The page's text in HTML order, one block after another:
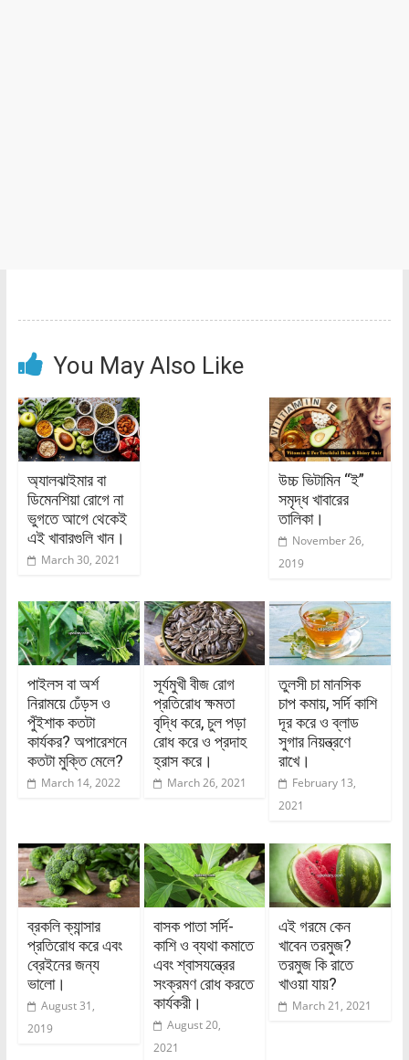
You May Also Like
অ্যালঝাইমার বা
ডিমেনশিয়া রোগে না
ভুগতে আগে থেকেই
এই খাবারগুলি খান।
March 30, 2021
উচ্চ ভিটামিন “ই”
সমৃদ্ধ খাবারের
তালিকা।
November 26,
2019
পাইলস বা অর্শ
নিরাময়ে ঢেঁড়স ও
পুঁইশাক কতটা
কার্যকর? অপারেশনে
কতটা মুক্তি মেলে?
March 14, 2022
সূর্যমুখী বীজ রোগ
প্রতিরোধ ক্ষমতা
বৃদ্ধি করে, চুল পড়া
রোধ করে ও প্রদাহ
হ্রাস করে।
March 26, 2021
তুলসী চা মানসিক
চাপ কমায়, সর্দি কাশি
দূর করে ও ব্লাড
সুগার নিয়ন্ত্রণে
রাখে।
February 13,
2021
ব্রকলি ক্যান্সার
প্রতিরোধ করে এবং
ব্রেইনের জন্য
ভালো।
August 31,
2019
বাসক পাতা সর্দি-
কাশি ও ব্যথা কমাতে
এবং শ্বাসযন্ত্রের
সংক্রমণ রোধ করতে
কার্যকরী।
August 20,
2021
এই গরমে কেন
খাবেন তরমুজ?
তরমুজ কি রাতে
খাওয়া যায়?
March 21, 2021